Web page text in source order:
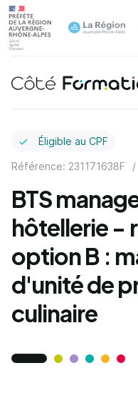
Éligible au CPF
Référence: 231171638F /
BTS
hôtellerie -
option B :
d'unité de
culinaire